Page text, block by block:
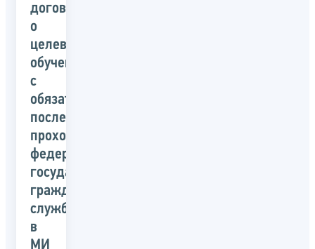
договора
о
целевом
обучении
с
обязательством
последующего
прохождения
федеральной
государственной
гражданской
службы
в